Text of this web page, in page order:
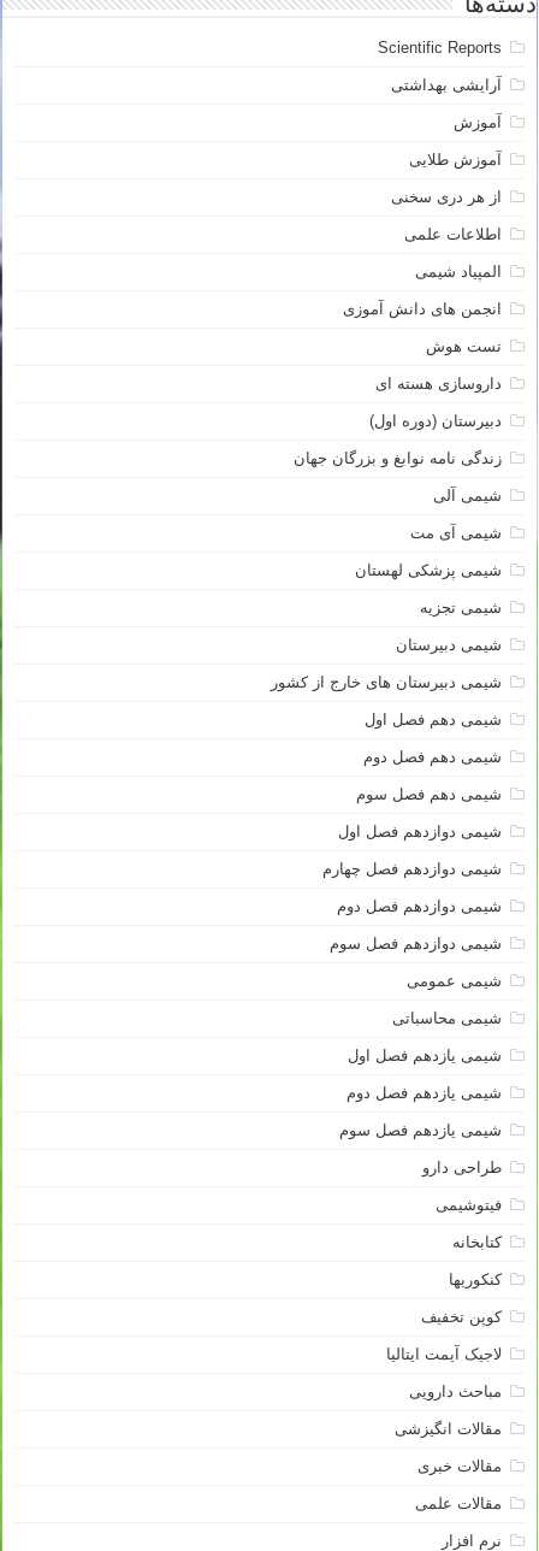
دسته‌ها
Scientific Reports
آرایشی بهداشتی
آموزش
آموزش طلایی
از هر دری سخنی
اطلاعات علمی
المپیاد شیمی
انجمن های دانش آموزی
تست هوش
داروسازی هسته ای
دبیرستان (دوره اول)
زندگی نامه نوابغ و بزرگان جهان
شیمی آلی
شیمی آی مت
شیمی پزشکی لهستان
شیمی تجزیه
شیمی دبیرستان
شیمی دبیرستان های خارج از کشور
شیمی دهم فصل اول
شیمی دهم فصل دوم
شیمی دهم فصل سوم
شیمی دوازدهم فصل اول
شیمی دوازدهم فصل چهارم
شیمی دوازدهم فصل دوم
شیمی دوازدهم فصل سوم
شیمی عمومی
شیمی محاسباتی
شیمی یازدهم فصل اول
شیمی یازدهم فصل دوم
شیمی یازدهم فصل سوم
طراحی دارو
فیتوشیمی
کتابخانه
کنکوریها
کوپن تخفیف
لاجیک آیمت ایتالیا
مباحث دارویی
مقالات انگیزشی
مقالات خبری
مقالات علمی
نرم افزار